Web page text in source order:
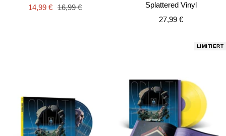
Angebotspreis
14,99 € Regulärer
16,99 €
Splattered Vinyl
Angebotspreis
27,99 €
LIMITIERT